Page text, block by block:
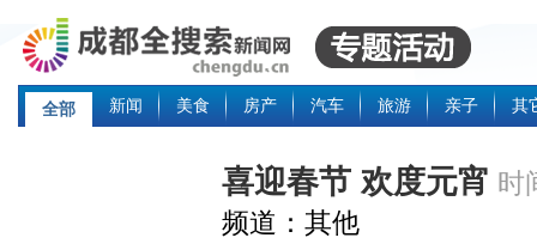
全部 新闻 美食 房产 汽车 旅游 亲子 其
喜迎春节 欢度元宵 时
频道：其他